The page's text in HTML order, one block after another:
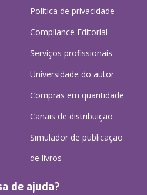
Política de privacidade
Compliance Editorial
Serviços profissionais
Universidade do autor
Compras em quantidade
Canais de distribuição
Simulador de publicação
de livros
de ajuda?